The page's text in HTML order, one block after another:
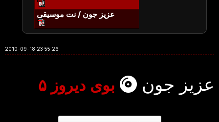
عزیز جون / نت موسیقی
2010-09-18 23:55:26
عزیز جون بوی دیروز ۵